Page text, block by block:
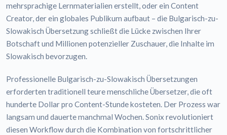
mehrsprachige Lernmaterialien erstellt, oder ein Content
Creator, der ein globales Publikum aufbaut – die Bulgarisch-zu-
Slowakisch Übersetzung schließt die Lücke zwischen Ihrer
Botschaft und Millionen potenzieller Zuschauer, die Inhalte im
Slowakisch bevorzugen.
Professionelle Bulgarisch-zu-Slowakisch Übersetzungen
erforderten traditionell teure menschliche Übersetzer, die oft
hunderte Dollar pro Content-Stunde kosteten. Der Prozess war
langsam und dauerte manchmal Wochen. Sonix revolutioniert
diesen Workflow durch die Kombination von fortschrittlicher